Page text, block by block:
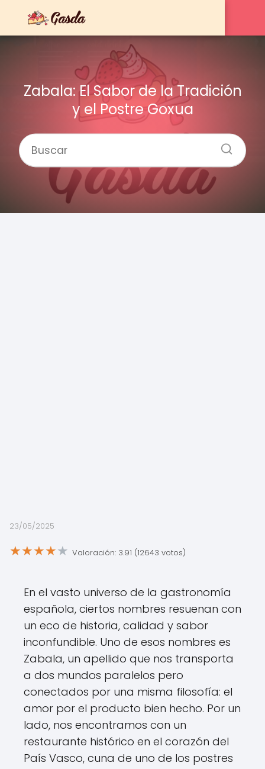
Zabala: El Sabor de la Tradición
y el Postre Goxua
23/05/2025
★★★★★ Valoración: 3.91 (12643 votos)
En el vasto universo de la gastronomía
española, ciertos nombres resuenan con
un eco de historia, calidad y sabor
inconfundible. Uno de esos nombres es
Zabala, un apellido que nos transporta
a dos mundos paralelos pero
conectados por una misma filosofía: el
amor por el producto bien hecho. Por un
lado, nos encontramos con un
restaurante histórico en el corazón del
País Vasco, cuna de uno de los postres